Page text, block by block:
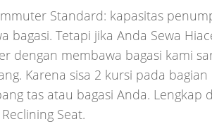
Standard: kapasitas
bagasi. Tetapi jika Anda Sewa
dengan membawa bagasi kami
Karena sisa 2 kursi pada
tas atau bagasi Anda. Lengkap
Seat.